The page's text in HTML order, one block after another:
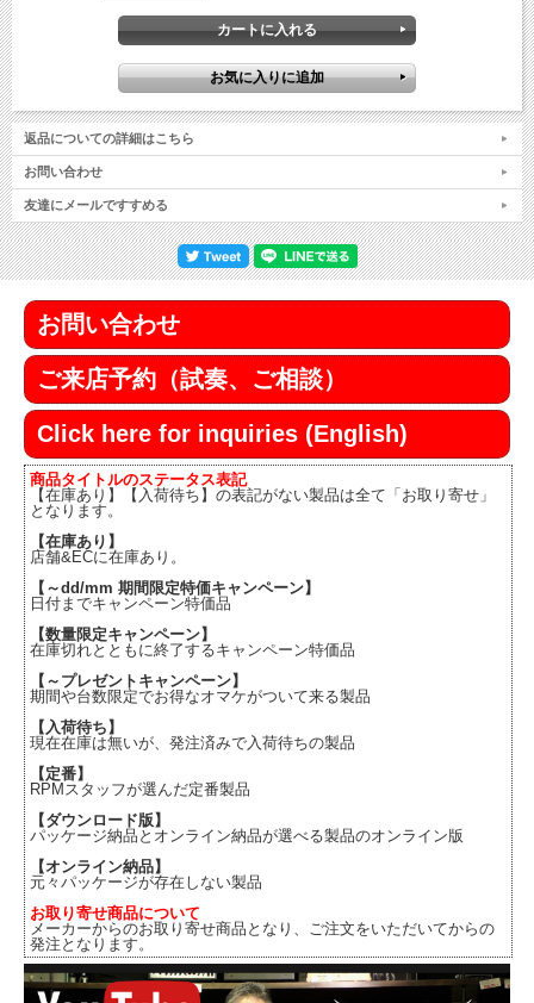
返品についての詳細はこちら
お問い合わせ
友達にメールですすめる
お問い合わせ
ご来店予約（試奏、ご相談）
Click here for inquiries (English)
商品タイトルのステータス表記
【在庫あり】【入荷待ち】の表記がない製品は全て「お取り寄せ」
となります。
【在庫あり】
店舗&ECに在庫あり。
【～dd/mm 期間限定特価キャンペーン】
日付までキャンペーン特価品
【数量限定キャンペーン】
在庫切れとともに終了するキャンペーン特価品
【～プレゼントキャンペーン】
期間や台数限定でお得なオマケがついて来る製品
【入荷待ち】
現在在庫は無いが、発注済みで入荷待ちの製品
【定番】
RPMスタッフが選んだ定番製品
【ダウンロード版】
パッケージ納品とオンライン納品が選べる製品のオンライン版
【オンライン納品】
元々パッケージが存在しない製品
お取り寄せ商品について
メーカーからのお取り寄せ商品となり、ご注文をいただいてからの
発注となります。